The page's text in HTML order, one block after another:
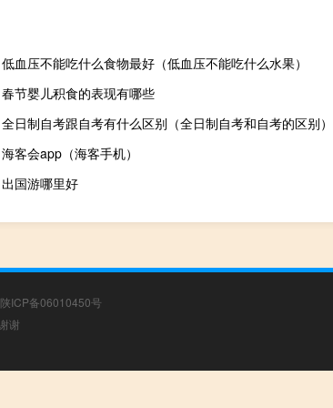
低血压不能吃什么食物最好（低血压不能吃什么水果）
春节婴儿积食的表现有哪些
全日制自考跟自考有什么区别（全日制自考和自考的区别）
海客会app（海客手机）
出国游哪里好
陕ICP备06010450号
谢